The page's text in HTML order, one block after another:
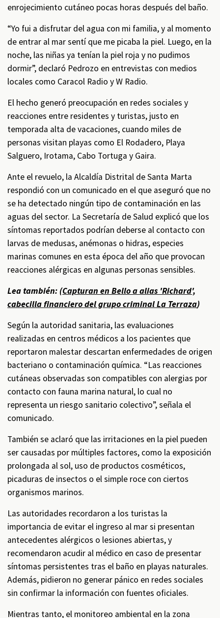
enrojecimiento cutáneo pocas horas después del baño.
“Yo fui a disfrutar del agua con mi familia, y al momento
de entrar al mar sentí que me picaba la piel. Luego, en la
noche, las niñas ya tenían la piel roja y no pudimos
dormir”, declaró Pedrozo en entrevistas con medios
locales como Caracol Radio y W Radio.
El hecho generó preocupación en redes sociales y
reacciones entre residentes y turistas, justo en
temporada alta de vacaciones, cuando miles de
personas visitan playas como El Rodadero, Playa
Salguero, Irotama, Cabo Tortuga y Gaira.
Ante el revuelo, la Alcaldía Distrital de Santa Marta
respondió con un comunicado en el que aseguró que no
se ha detectado ningún tipo de contaminación en las
aguas del sector. La Secretaría de Salud explicó que los
síntomas reportados podrían deberse al contacto con
larvas de medusas, anémonas o hidras, especies
marinas comunes en esta época del año que provocan
reacciones alérgicas en algunas personas sensibles.
Lea también: (Capturan en Bello a alias 'Richard',
cabecilla financiero del grupo criminal La Terraza)
Según la autoridad sanitaria, las evaluaciones
realizadas en centros médicos a los pacientes que
reportaron malestar descartan enfermedades de origen
bacteriano o contaminación química. “Las reacciones
cutáneas observadas son compatibles con alergias por
contacto con fauna marina natural, lo cual no
representa un riesgo sanitario colectivo”, señala el
comunicado.
También se aclaró que las irritaciones en la piel pueden
ser causadas por múltiples factores, como la exposición
prolongada al sol, uso de productos cosméticos,
picaduras de insectos o el simple roce con ciertos
organismos marinos.
Las autoridades recordaron a los turistas la
importancia de evitar el ingreso al mar si presentan
antecedentes alérgicos o lesiones abiertas, y
recomendaron acudir al médico en caso de presentar
síntomas persistentes tras el baño en playas naturales.
Además, pidieron no generar pánico en redes sociales
sin confirmar la información con fuentes oficiales.
Mientras tanto, el monitoreo ambiental en la zona